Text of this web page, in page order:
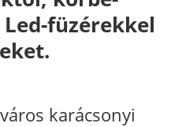
füzérekkel
karácsonyi